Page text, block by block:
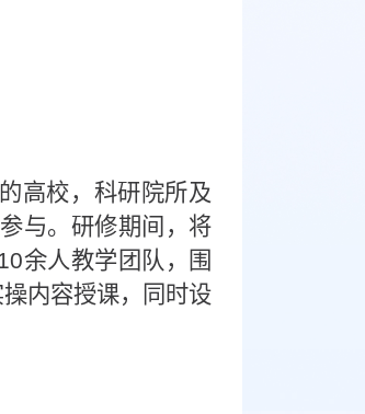
高校，科研院所及
与。研修期间，将
余人教学团队，围
内容授课，同时设